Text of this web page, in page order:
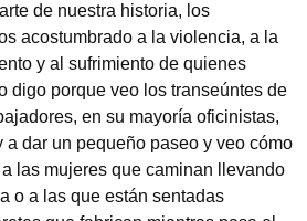
de nuestra historia, los
acostumbrado a la violencia, a la
y al sufrimiento de quienes
digo porque veo los transeúntes de
en su mayoría oficinistas,
a dar un pequeño paseo y veo cómo
las mujeres que caminan llevando
o a las que están sentadas